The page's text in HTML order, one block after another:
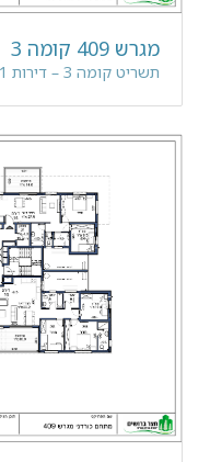
מגרש 409 קומה 3
תשריט קומה 3 – דירות 11 – 14